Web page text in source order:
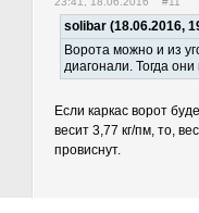
solibar (18.06.2016,
Ворота можно и из
диагонали. Тогда
Если каркас ворот
весит 3,77 кг/пм, то,
провиснут.